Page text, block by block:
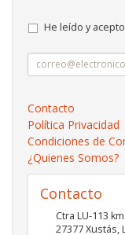
He leído y
Contacto
Política Privacidad
Condiciones de
¿Quienes Somos?
Contacto
Ctra LU-113
27377Xustás,